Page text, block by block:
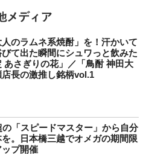
のラムネ系焼酎」を！汗かいて
て出た瞬間にシュワっと飲みた
あさぎりの花」／「鳥酎 神田大
長の激推し銘柄vol.1
の「スピードマスター」から自分
。日本橋三越でオメガの期間限
プ開催